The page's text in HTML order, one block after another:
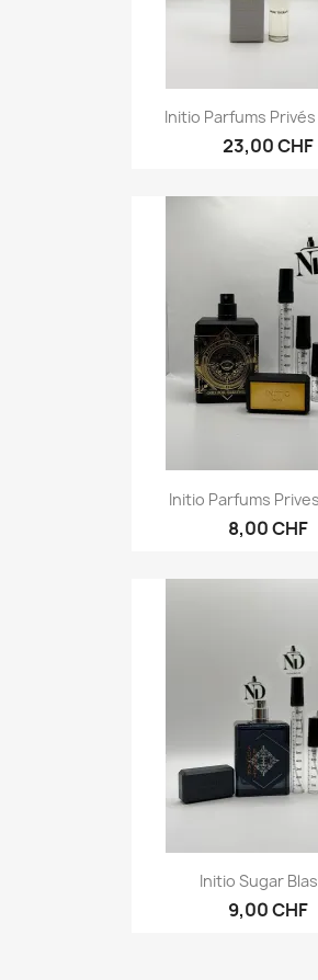

Initio Parfums
23,00 CHF
Vorschau
Initio Parfums
8,00 CHF

Initio Sugar
9,00 CHF